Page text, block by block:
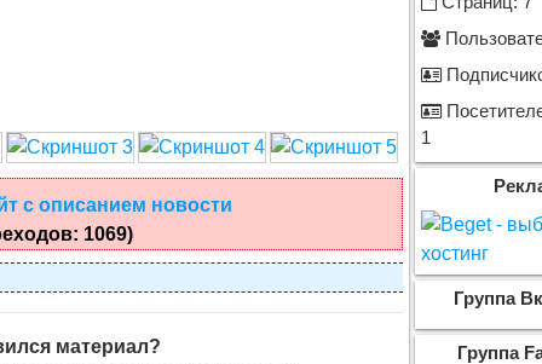
с описанием новости
1069)
материал?
1
Группа
Группа